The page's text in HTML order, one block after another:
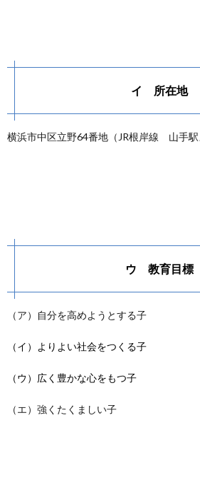
イ 所在地
横浜市中区立野64番地（JR根岸線 山手駅
ウ 教育目標
（ア）自分を高めようとする子
（イ）よりよい社会をつくる子
（ウ）広く豊かな心をもつ子
（エ）強くたくましい子